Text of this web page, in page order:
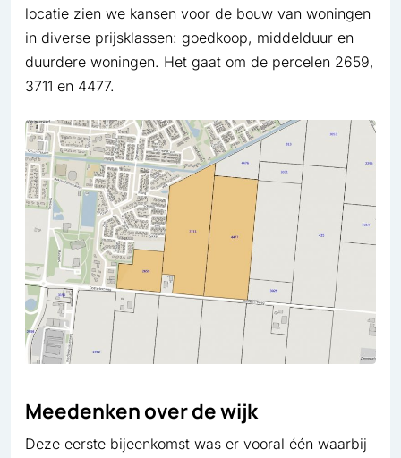
locatie zien we kansen voor de bouw van woningen
in diverse prijsklassen: goedkoop, middelduur en
duurdere woningen. Het gaat om de percelen 2659,
3711 en 4477.
Meedenken over de wijk
Deze eerste bijeenkomst was er vooral één waarbij